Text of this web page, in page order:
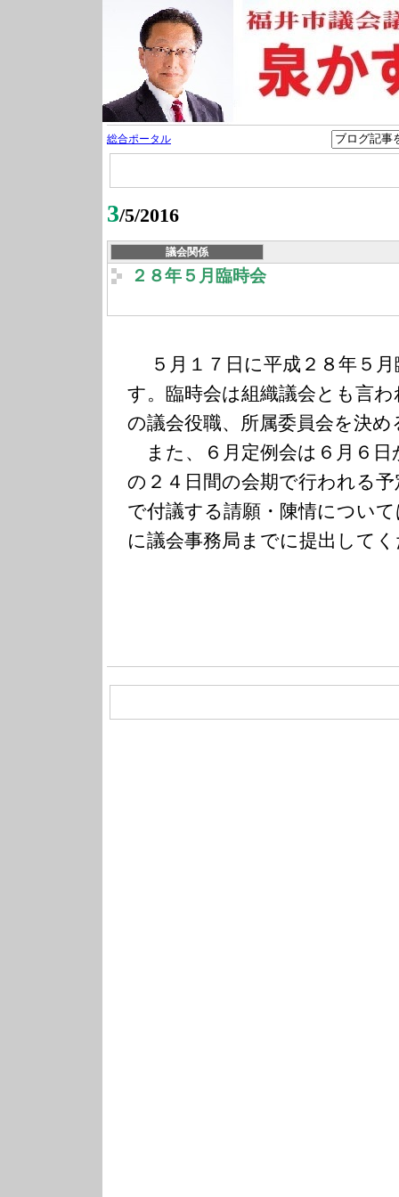
総合ポータル
3/5/2016
議会関係
２８年５月臨時会
５月１７日に平成２８年５月
す。臨時会は組織議会とも言
の議会役職、所属委員会を決
また、６月定例会は６月６日
の２４日間の会期で行われる
で付議する請願・陳情につい
に議会事務局までに提出して